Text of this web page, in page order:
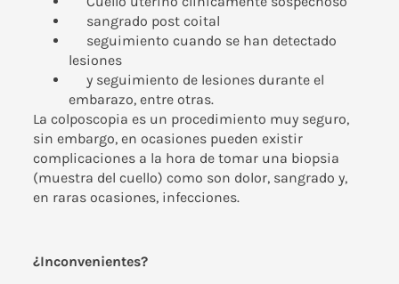
sangrado post coital
seguimiento cuando se han detectado
lesiones
y seguimiento de lesiones durante el
embarazo, entre otras.
La colposcopia es un procedimiento muy seguro,
sin embargo, en ocasiones pueden existir
complicaciones a la hora de tomar una biopsia
(muestra del cuello) como son dolor, sangrado y,
en raras ocasiones, infecciones.
¿Inconvenientes?